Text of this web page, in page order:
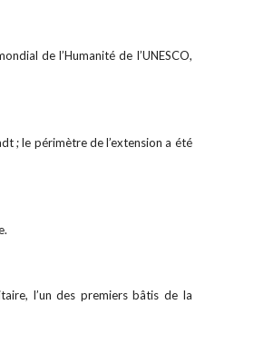
de l’Humanité de l’UNESCO,
; le périmètre de l’extension a été
l’un des premiers bâtis de la